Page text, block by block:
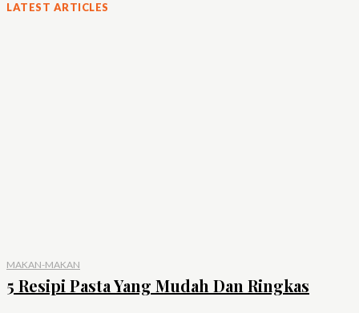
LATEST ARTICLES
MAKAN-MAKAN
5 Resipi Pasta Yang Mudah Dan Ringkas